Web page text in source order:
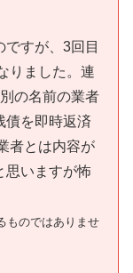
ですが、3回目
りました。連
の名前の業者
債を即時返済
者とは内容が
思いますが怖
ものではありませ